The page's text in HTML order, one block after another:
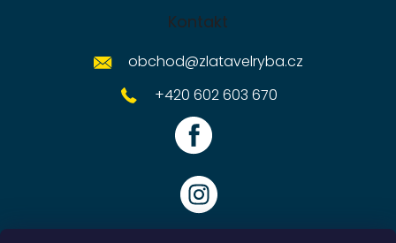
Kontakt
obchod@zlatavelryba.cz
+420 602 603 670